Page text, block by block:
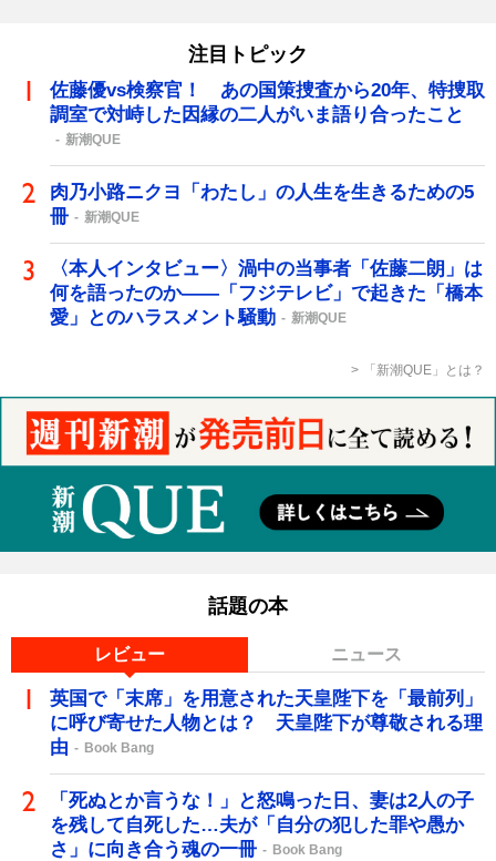
注目トピック
佐藤優vs検察官！ あの国策捜査から20年、特捜取
調室で対峙した因縁の二人がいま語り合ったこと
新潮QUE
肉乃小路ニクヨ「わたし」の人生を生きるための5
冊
新潮QUE
〈本人インタビュー〉渦中の当事者「佐藤二朗」は
何を語ったのか――「フジテレビ」で起きた「橋本
愛」とのハラスメント騒動
新潮QUE
「新潮QUE」とは？
話題の本
レビュー ニュース
英国で「末席」を用意された天皇陛下を「最前列」
に呼び寄せた人物とは？ 天皇陛下が尊敬される理
由
Book Bang
「死ぬとか言うな！」と怒鳴った日、妻は2人の子
を残して自死した…夫が「自分の犯した罪や愚か
さ」に向き合う魂の一冊
Book Bang